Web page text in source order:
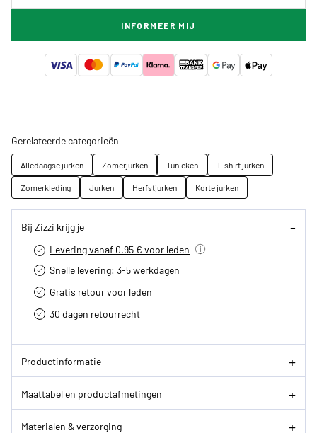
INFORMEER MIJ
Gerelateerde categorieën
Alledaagse jurken Zomerjurken Tunieken
T-shirt jurken
Zomerkleding
Jurken Herfstjurken Korte jurken
Bij Zizzi krijg je
Levering vanaf 0.95 € voor leden
Snelle levering: 3-5 werkdagen
Gratis retour voor leden
30 dagen retourrecht­
Productinformatie
Maattabel en productafmetingen
Materialen & verzorging